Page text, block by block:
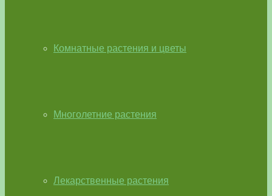
Комнатные растения и цветы
Многолетние растения
Лекарственные растения